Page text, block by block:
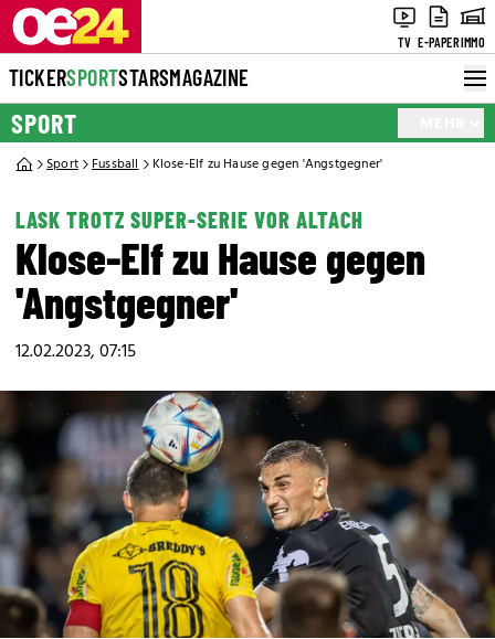
TV E-PAPERIMMO
TICKERSPORTSTARSMAGAZINE
SPORT
Sport Fussball Klose-Elf zu Hause gegen 'Angstgegner'
LASK TROTZ SUPER-SERIE VOR ALTACH
Klose-Elf zu Hause gegen
'Angstgegner'
12.02.2023, 07:15